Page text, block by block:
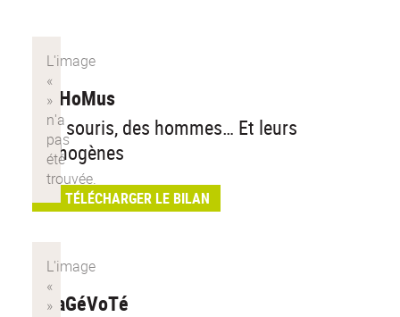
PatHoMus
Des souris, des hommes… Et leurs
pathogènes
TÉLÉCHARGER LE BILAN
LalaGéVoTé